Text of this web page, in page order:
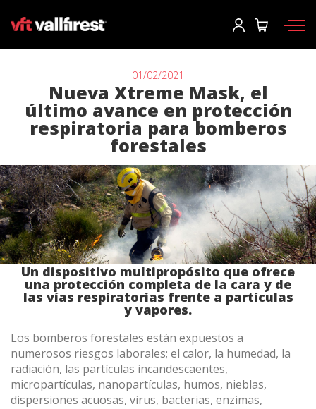
Iniciar sesión
Usuario*
Contraseña*
Iniciar sesión
¿Has olvidado tu contraseña?
o
Crear una cuenta
Equipos de protección
Herramientas
Motobombas y maquinaria
Autobombas forestales
Aerial
Accesorios
ES EN FR DE IT PT
(+34) 93 867 87 79
Contáctanos
01/02/2021
Nueva Xtreme Mask, el
último avance en protección
respiratoria para bomberos
forestales
Un dispositivo multipropósito que ofrece
una protección completa de la cara y de
las vías respiratorias frente a partículas
y vapores.
Los bomberos forestales están expuestos a
numerosos riesgos laborales; el calor, la humedad, la
radiación, las partículas incandescaentes,
micropartículas, nanopartículas, humos, nieblas,
dispersiones acuosas, virus, bacterias, enzimas,